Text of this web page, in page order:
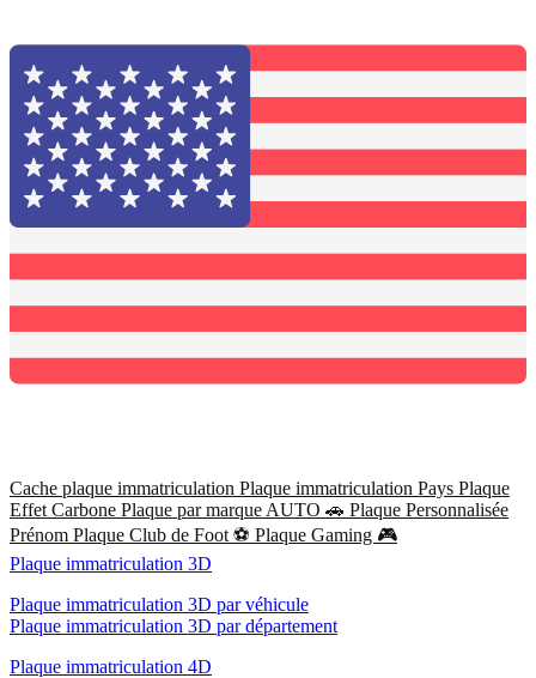
Cache plaque immatriculation Plaque immatriculation Pays Plaque
Effet Carbone Plaque par marque AUTO 🚗 Plaque Personnalisée
Prénom Plaque Club de Foot ⚽ Plaque Gaming 🎮
Plaque immatriculation 3D
Plaque immatriculation 3D par véhicule
Plaque immatriculation 3D par département
Plaque immatriculation 4D